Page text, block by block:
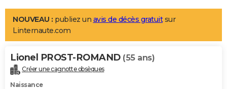
LIFESTYLE
Art de vivre
Bien-être
Loisirs
Mode
Modes de vie
Alimentation
Guide de la santé
Maladies
Médicaments
Sommeil
VOYAGE
Destinations
City break
Voyage nature
Voyage de noces
Forum
Climat
+PHOTO
NOUVEAU : publiez un avis de décès gratuitsur
Linternaute.com
Lionel PROST-ROMAND (55 ans)
Créer une cagnotte obsèques
Naissance